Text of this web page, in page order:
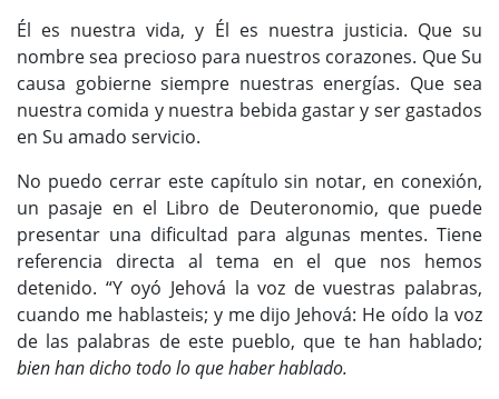
Él es nuestra vida, y Él es nuestra justicia. Que su
nombre sea precioso para nuestros corazones. Que Su
causa gobierne siempre nuestras energías. Que sea
nuestra comida y nuestra bebida gastar y ser gastados
en Su amado servicio.
No puedo cerrar este capítulo sin notar, en conexión,
un pasaje en el Libro de Deuteronomio, que puede
presentar una dificultad para algunas mentes. Tiene
referencia directa al tema en el que nos hemos
detenido. “Y oyó Jehová la voz de vuestras palabras,
cuando me hablasteis; y me dijo Jehová: He oído la voz
de las palabras de este pueblo, que te han hablado;
bien han dicho todo lo que haber hablado.